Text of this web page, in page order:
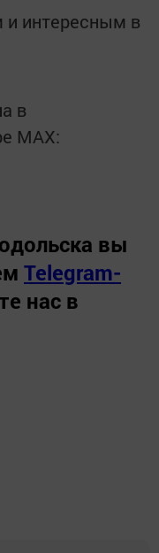
интересным в
в
MАХ:
вы
Telegram-
нас в